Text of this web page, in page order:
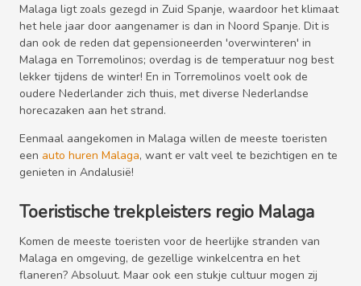
Malaga ligt zoals gezegd in Zuid Spanje, waardoor het klimaat
het hele jaar door aangenamer is dan in Noord Spanje. Dit is
dan ook de reden dat gepensioneerden 'overwinteren' in
Malaga en Torremolinos; overdag is de temperatuur nog best
lekker tijdens de winter! En in Torremolinos voelt ook de
oudere Nederlander zich thuis, met diverse Nederlandse
horecazaken aan het strand.
Eenmaal aangekomen in Malaga willen de meeste toeristen
een auto huren Malaga, want er valt veel te bezichtigen en te
genieten in Andalusië!
Toeristische trekpleisters regio Malaga
Komen de meeste toeristen voor de heerlijke stranden van
Malaga en omgeving, de gezellige winkelcentra en het
flaneren? Absoluut. Maar ook een stukje cultuur mogen zij